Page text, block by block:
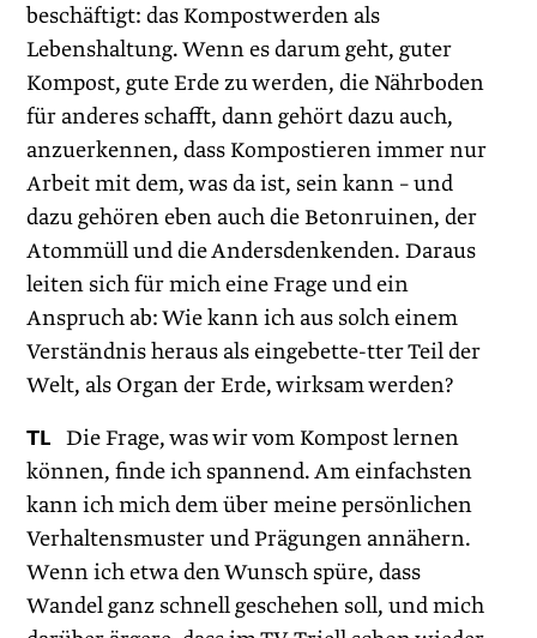
beschäftigt: das Kompostwerden als
Lebenshaltung. Wenn es darum geht, guter
Kompost, gute Erde zu werden, die Nährboden
für anderes schafft, dann gehört dazu auch,
anzuerkennen, dass Kompostieren immer nur
Arbeit mit dem, was da ist, sein kann – und
dazu gehören eben auch die Betonruinen, der
Atommüll und die Andersdenkenden. Daraus
leiten sich für mich eine Frage und ein
Anspruch ab: Wie kann ich aus solch einem
Verständnis heraus als eingebette-tter Teil der
Welt, als Organ der Erde, wirksam werden?
TL Die Frage, was wir vom Kompost lernen
können, finde ich spannend. Am einfachsten
kann ich mich dem über meine persönlichen
Verhaltensmuster und Prägungen annähern.
Wenn ich etwa den Wunsch spüre, dass
Wandel ganz schnell geschehen soll, und mich